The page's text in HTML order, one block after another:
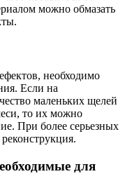
можно обмазать
необходимо
Если на
маленьких щелей
то их можно
При более серьезных
для